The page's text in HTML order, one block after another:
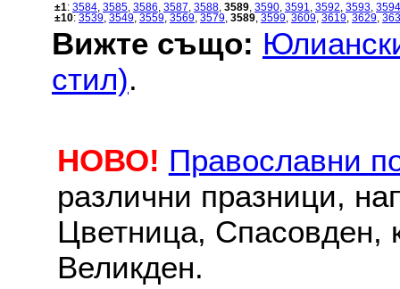
±1: 3584 3585 3586 3587 3588 3589 3590 3591 3592 3593 3594
±10: 3539 3549 3559 3569 3579 3589 3599 3609 3619 3629
Вижте също:
стил).
НОВО! Православни
различни празници,
Цветница, Спасовден,
Великден.